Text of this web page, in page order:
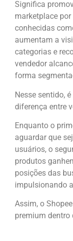
Significa
marketplace
conhecidas
aumentam a
categorias e
vendedor
forma
Nesse sentido,
diferença entre
Enquanto o
aguardar que
usuários, o
produtos
posições das
impulsionando
Assim, o
premium